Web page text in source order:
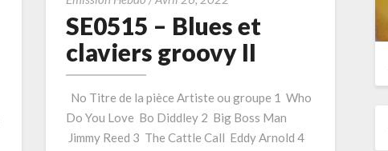
–
Blues
et
groovy
II
SE0515 – Blues et
claviers groovy II
No Titre de la pièce Artiste ou groupe 1 Who
Do You Love Bo Diddley 2 Big Boss Man
Jimmy Reed 3 The Cattle Call Eddy Arnold 4